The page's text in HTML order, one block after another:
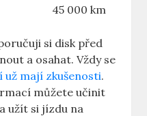
45 000 ‌km
si disk před
a ⁤osahat. Vždy se‌
už mají zkušenosti.
můžete učinit
užít si jízdu na